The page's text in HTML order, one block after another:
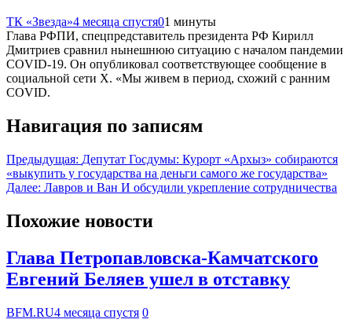
ТК «Звезда»4 месяца спустя01 минуты
Глава РФПИ, спецпредставитель президента РФ Кирилл
Дмитриев сравнил нынешнюю ситуацию с началом пандемии
COVID-19. Он опубликовал соответствующее сообщение в
социальной сети Х. «Мы живем в период, схожий с ранним
COVID.
Навигация по записям
Предыдущая: Депутат Госдумы: Курорт «Архыз» собираются
«выкупить у государства на деньги самого же государства»
Далее: Лавров и Ван И обсудили укрепление сотрудничества
Похожие новости
Глава Петропавловска-Камчатского
Евгений Беляев ушел в отставку
BFM.RU4 месяца спустя 0